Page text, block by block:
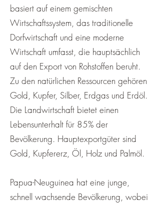
basiert auf einem gemischten
Wirtschaftssystem, das traditionelle
Dorfwirtschaft und eine moderne
Wirtschaft umfasst, die hauptsächlich
auf den Export von Rohstoffen beruht.
Zu den natürlichen Ressourcen gehören
Gold, Kupfer, Silber, Erdgas und Erdöl.
Die Landwirtschaft bietet einen
Lebensunterhalt für 85% der
Bevölkerung. Hauptexportgüter sind
Gold, Kupfererz, Öl, Holz und Palmöl.
Papua-Neuguinea hat eine junge,
schnell wachsende Bevölkerung, wobei